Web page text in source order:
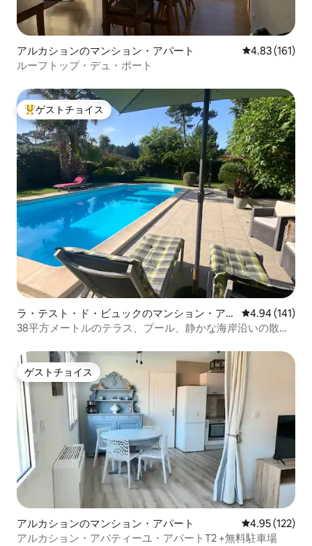
アルカションのマンション・アパート レビュー161
4.83 (161)
ルーフトップ・デュ・ポート
大好評のゲストチョイスです。
ゲストチョイス
ラ・テスト・ド・ビュックのマンション・アパ
ート
レビュー141
4.94 (141)
38平方メートルのテラス、プール、静かな海岸沿いの散歩
ゲストチョイス
ゲストチョイス
アルカションのマンション・アパート レビュー122
4.95 (122)
アルカション・アバティーユ・アパートT2 +無料駐車場